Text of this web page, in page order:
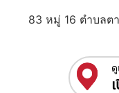
83 หมู่ 16 ตำบลต